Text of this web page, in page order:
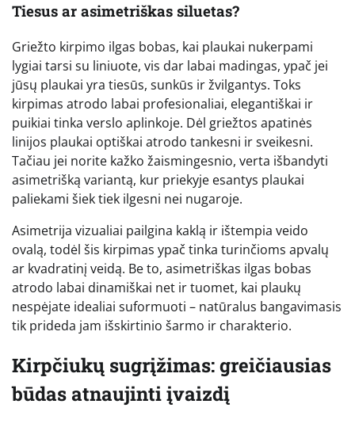
Tiesus ar asimetriškas siluetas?
Griežto kirpimo ilgas bobas, kai plaukai nukerpami
lygiai tarsi su liniuote, vis dar labai madingas, ypač jei
jūsų plaukai yra tiesūs, sunkūs ir žvilgantys. Toks
kirpimas atrodo labai profesionaliai, elegantiškai ir
puikiai tinka verslo aplinkoje. Dėl griežtos apatinės
linijos plaukai optiškai atrodo tankesni ir sveikesni.
Tačiau jei norite kažko žaismingesnio, verta išbandyti
asimetrišką variantą, kur priekyje esantys plaukai
paliekami šiek tiek ilgesni nei nugaroje.
Asimetrija vizualiai pailgina kaklą ir ištempia veido
ovalą, todėl šis kirpimas ypač tinka turinčioms apvalų
ar kvadratinį veidą. Be to, asimetriškas ilgas bobas
atrodo labai dinamiškai net ir tuomet, kai plaukų
nespėjate idealiai suformuoti – natūralus bangavimasis
tik prideda jam išskirtinio šarmo ir charakterio.
Kirpčiukų sugrįžimas: greičiausias
būdas atnaujinti įvaizdį